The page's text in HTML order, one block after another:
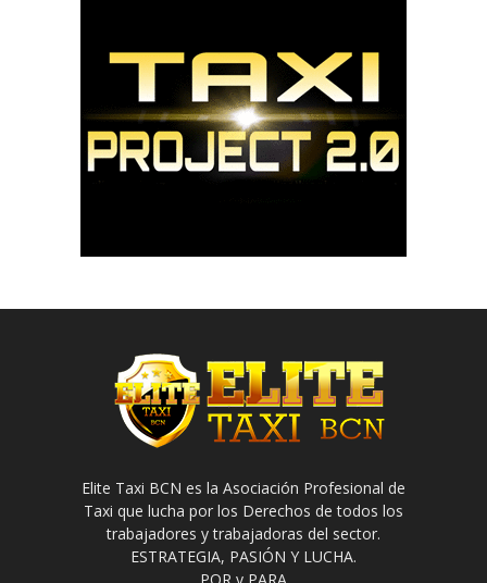
Elite Taxi BCN es la Asociación Profesional de
Taxi que lucha por los Derechos de todos los
trabajadores y trabajadoras del sector.
ESTRATEGIA, PASIÓN Y LUCHA.